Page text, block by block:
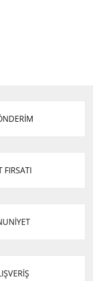
FIRSATI